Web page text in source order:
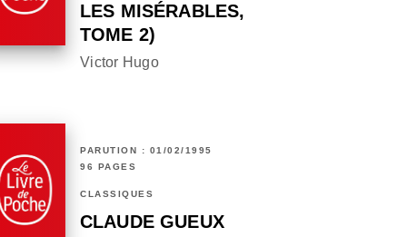
LES MISÉRABLES,
TOME 2)
Victor Hugo
PARUTION : 01/02/1995
96 PAGES
CLASSIQUES
CLAUDE GUEUX